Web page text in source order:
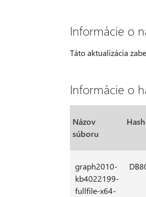
Informácie o
Táto aktualizácia
Informácie o
Názov
súboru
graph2010-
kb4022199-
fullfile-x64-